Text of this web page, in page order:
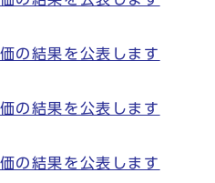
の結果を公表します
の結果を公表します
の結果を公表します